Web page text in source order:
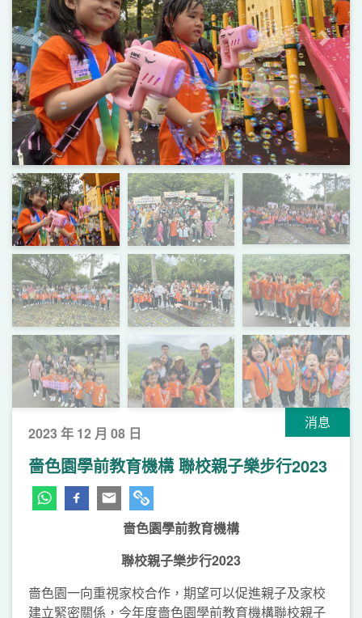
上一頁 下一頁
消息
2023 年 12 月 08 日
嗇色園學前教育機構 聯校親子樂步行2023
嗇色園學前教育機構
聯校親子樂步行2023
嗇色園一向重視家校合作，期望可以促進親子及家校
建立緊密關係，今年度嗇色園學前教育機構聯校親子